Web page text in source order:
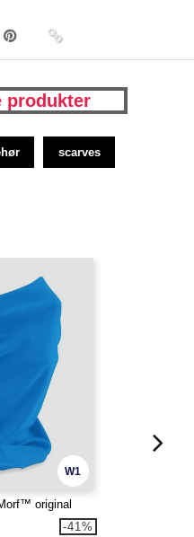
produkter
scarves
W1
original
-41%